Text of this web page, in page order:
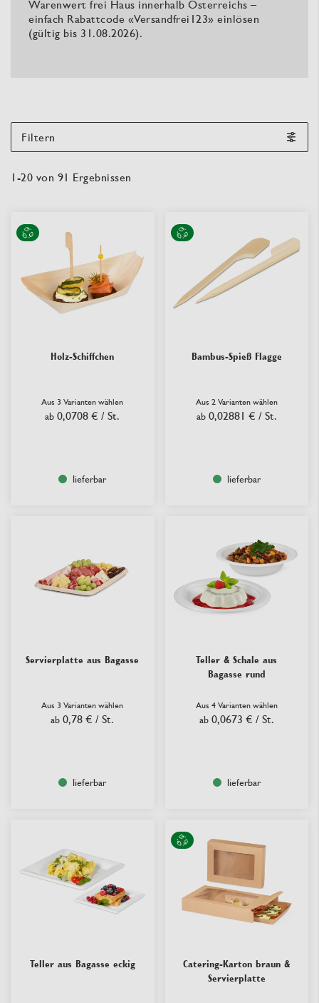
Warenwert frei Haus innerhalb Österreichs –
einfach Rabattcode «Versandfrei123» einlösen
(gültig bis 31.08.2026).
Filtern
1 -20 von 91 Ergebnissen
Holz-Schiffchen
Aus 3 Varianten wählen
ab 0,0708 € / St.
lieferbar
Bambus-Spieß Flagge
Aus 2 Varianten wählen
ab 0,02881 € / St.
lieferbar
Servierplatte aus Bagasse
Aus 3 Varianten wählen
ab 0,78 € / St.
lieferbar
Teller & Schale aus
Bagasse rund
Aus 4 Varianten wählen
ab 0,0673 € / St.
lieferbar
Teller aus Bagasse eckig
Catering-Karton braun &
Servierplatte